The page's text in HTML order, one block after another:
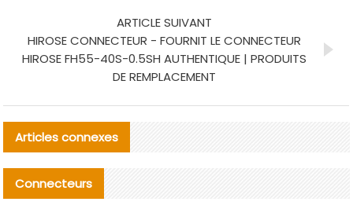
ARTICLE SUIVANT
HIROSE CONNECTEUR - FOURNIT LE CONNECTEUR
HIROSE FH55-40S-0.5SH AUTHENTIQUE | PRODUITS
DE REMPLACEMENT
Articles connexes
Connecteurs